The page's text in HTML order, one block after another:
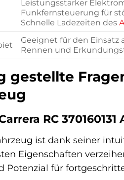
Leistungsstarker
Funkfernsteuerung für
Schnelle Ladezeiten des
Geeignet für den Einsatz
Rennen und
gestellte
RC
ist dank seiner
Eigenschaften
Potenzial für